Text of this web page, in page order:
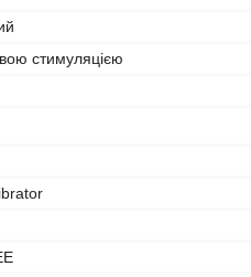
стимуляцією